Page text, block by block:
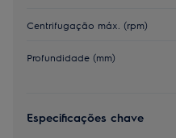
Centrifugação máx. (rpm)
Profundidade (mm)
Especificações chave